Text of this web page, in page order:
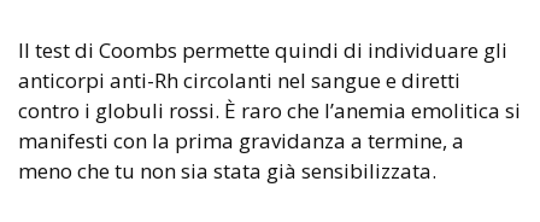
Il test di Coombs permette quindi di individuare gli
anticorpi anti-Rh circolanti nel sangue e diretti
contro i globuli rossi. È raro che l’anemia emolitica si
manifesti con la prima gravidanza a termine, a
meno che tu non sia stata già sensibilizzata.